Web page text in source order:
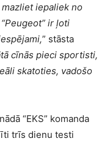
iepaliek no
ir ļoti
” stāsta
cīnās pieci sportisti,
skatoties, vadošo
“EKS” komanda
trīs dienu testi